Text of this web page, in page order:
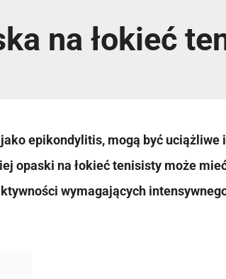
na łokieć
epikondyli­tis, mogą być uciążliwe
opaski na łokieć tenisisty może
wymagających